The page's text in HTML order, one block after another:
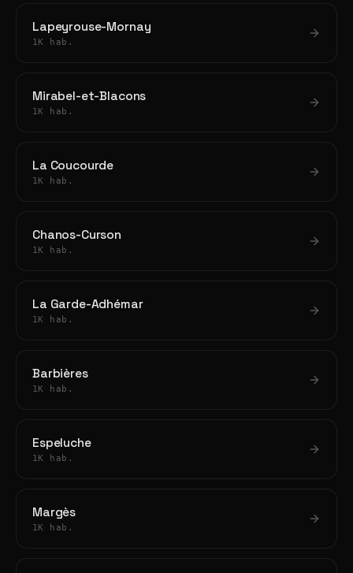
Lapeyrouse-Mornay
1K hab.
Mirabel-et-Blacons
1K hab.
La Coucourde
1K hab.
Chanos-Curson
1K hab.
La Garde-Adhémar
1K hab.
Barbières
1K hab.
Espeluche
1K hab.
Margès
1K hab.